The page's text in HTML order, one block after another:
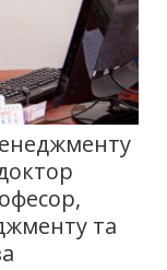
та